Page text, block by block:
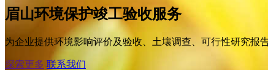
眉山环境保护竣工验收服务
为企业提供环境影响评价及验收、土壤调查、可行性研究
探索更多 联系我们